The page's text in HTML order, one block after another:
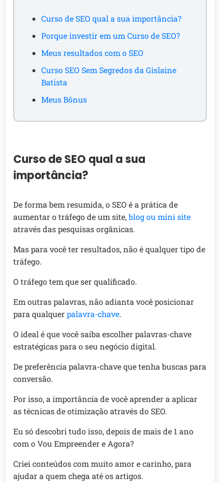
Curso de SEO qual a sua importância?
Porque investir em um Curso de SEO?
Meus resultados com o SEO
Curso SEO Sem Segredos da Gislaine
Batista
Meus Bônus
Curso de SEO qual a sua
importância?
De forma bem resumida, o SEO é a prática de
aumentar o tráfego de um site,blog ou mini site
através das pesquisas orgânicas.
Mas para você ter resultados, não é qualquer tipo de
tráfego.
O tráfego tem que ser qualificado.
Em outras palavras, não adianta você posicionar
para qualquerpalavra-chave.
O ideal é que você saiba escolher palavras-chave
estratégicas para o seu negócio digital.
De preferência palavra-chave que tenha buscas para
conversão.
Por isso, a importância de você aprender a aplicar
as técnicas de otimização através do SEO.
Eu só descobri tudo isso, depois de mais de 1 ano
com o Vou Empreender e Agora?
Criei conteúdos com muito amor e carinho, para
ajudar a quem chega até os artigos.